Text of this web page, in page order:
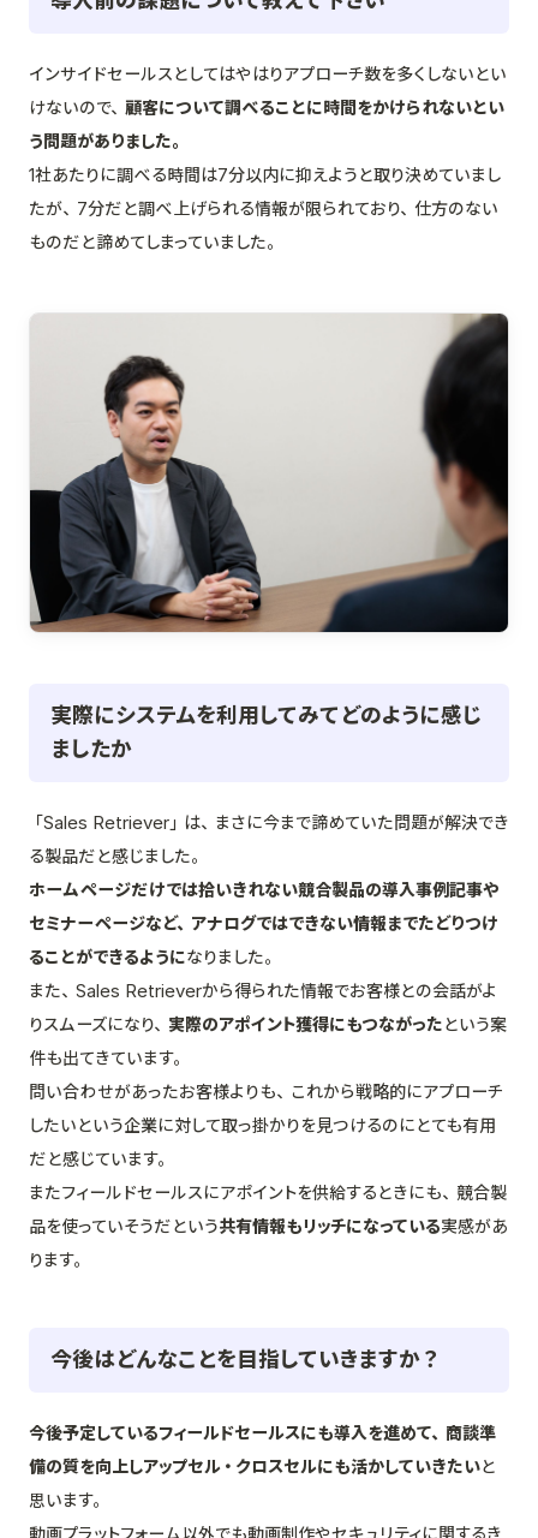
インサイドセールスとしてはやはりアプローチ数を多くしないとい
けないので、 顧客について調べることに時間をかけられないとい
う問題がありました。
1社あたりに調べる時間は7分以内に抑えようと取り決めていまし
たが、7分だと調べ上げられる情報が限られており、仕方のない
ものだと諦めてしまっていました。
実際にシステムを利用してみてどのように感じ
ましたか
「Sales Retriever」は、まさに今まで諦めていた問題が解決でき
る製品だと感じました。
ホームページだけでは拾いきれない競合製品の導入事例記事や
セミナーページなど、アナログではできない情報までたどりつけ
ることができるようになりました。
また、Sales Retrieverから得られた情報でお客様との会話がよ
りスムーズになり、 実際のアポイント獲得にもつながったという案
件も出てきています。
問い合わせがあったお客様よりも、これから戦略的にアプローチ
したいという企業に対して取っ掛かりを見つけるのにとても有用
だと感じています。
またフィールドセールスにアポイントを供給するときにも、競合製
品を使っていそうだという共有情報もリッチになっている実感があ
ります。
今後はどんなことを目指していきますか？
今後予定しているフィールドセールスにも導入を進めて、商談準
備の質を向上しアップセル・クロスセルにも活かしていきたいと
思います。